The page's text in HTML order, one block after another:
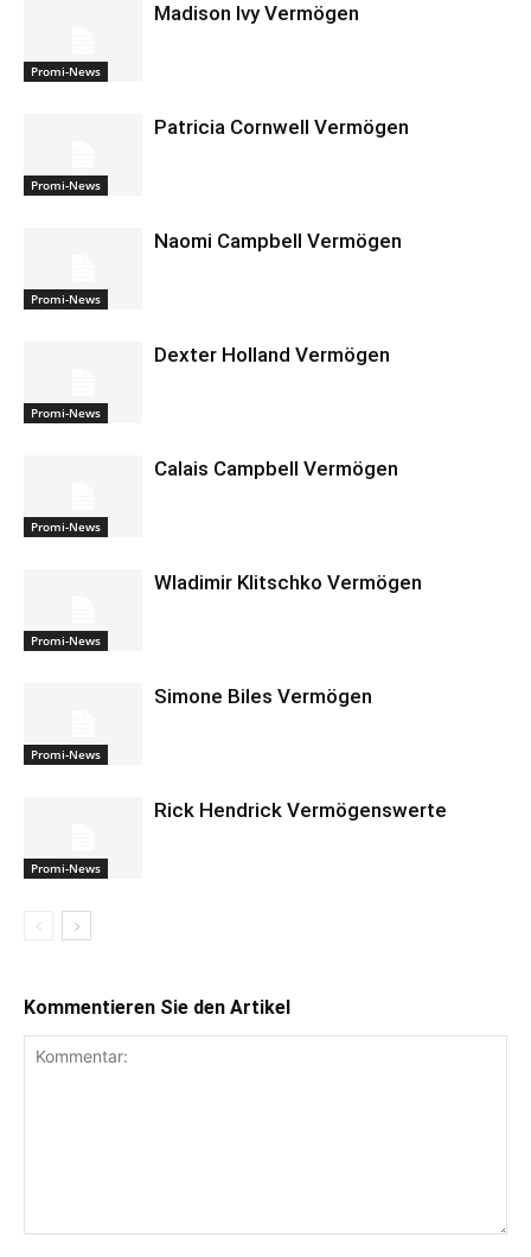
Promi-News
Madison Ivy Vermögen
Promi-News
Patricia Cornwell Vermögen
Promi-News
Naomi Campbell Vermögen
Promi-News
Dexter Holland Vermögen
Promi-News
Calais Campbell Vermögen
Promi-News
Wladimir Klitschko Vermögen
Promi-News
Simone Biles Vermögen
Promi-News
Rick Hendrick Vermögenswerte
Kommentieren Sie den Artikel